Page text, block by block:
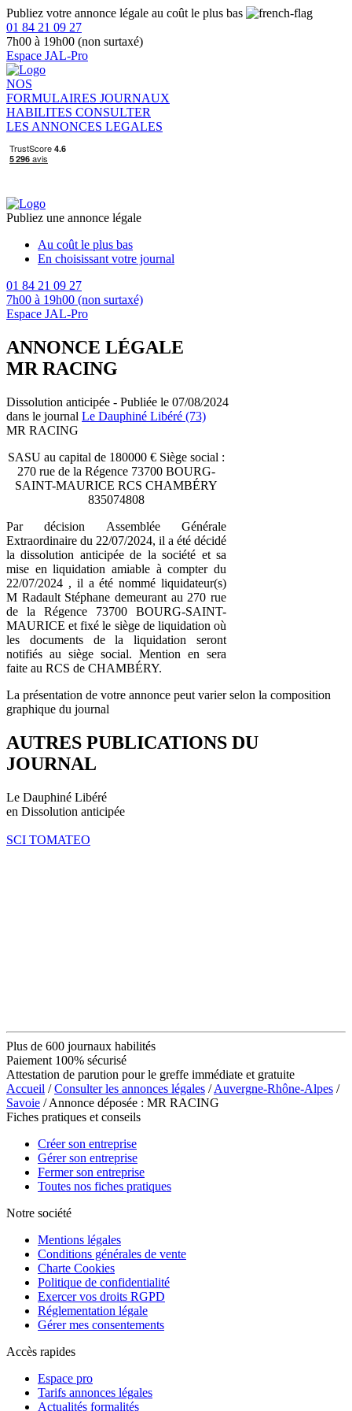
Publiez votre annonce légale au coût le plus bas
01 84 21 09 27
7h00 à 19h00 (non surtaxé)
Espace JAL-Pro
NOS
FORMULAIRES JOURNAUX
HABILITES CONSULTER
LES ANNONCES LEGALES
Publiez une annonce légale
Au coût le plus bas
En choisissant votre journal
01 84 21 09 27
7h00 à 19h00 (non surtaxé)
Espace JAL-Pro
ANNONCE LÉGALE
MR RACING
Dissolution anticipée - Publiée le 07/08/2024
dans le journal Le Dauphiné Libéré (73)
MR RACING
SASU au capital de 180000 € Siège social :
270 rue de la Régence 73700 BOURG-
SAINT-MAURICE RCS CHAMBÉRY
835074808
Par décision Assemblée Générale
Extraordinaire du 22/07/2024, il a été décidé
la dissolution anticipée de la société et sa
mise en liquidation amiable à compter du
22/07/2024 , il a été nommé liquidateur(s)
M Radault Stéphane demeurant au 270 rue
de la Régence 73700 BOURG-SAINT-
MAURICE et fixé le siège de liquidation où
les documents de la liquidation seront
notifiés au siège social. Mention en sera
faite au RCS de CHAMBÉRY.
La présentation de votre annonce peut varier selon la composition
graphique du journal
AUTRES PUBLICATIONS DU
JOURNAL
Le Dauphiné Libéré
en Dissolution anticipée
SCI TOMATEO
Plus de 600 journaux habilités
Paiement 100% sécurisé
Attestation de parution pour le greffe immédiate et gratuite
Accueil /Consulter les annonces légales /Auvergne-Rhône-Alpes /
Savoie / Annonce déposée : MR RACING
Fiches pratiques et conseils
Créer son entreprise
Gérer son entreprise
Fermer son entreprise
Toutes nos fiches pratiques
Notre société
Mentions légales
Conditions générales de vente
Charte Cookies
Politique de confidentialité
Exercer vos droits RGPD
Réglementation légale
Gérer mes consentements
Accès rapides
Espace pro
Tarifs annonces légales
Actualités formalités